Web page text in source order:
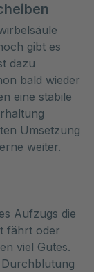
gibt es
dazu
bald wieder
eine stabile
Umsetzung
weiter.
Aufzugs die
fährt oder
viel Gutes.